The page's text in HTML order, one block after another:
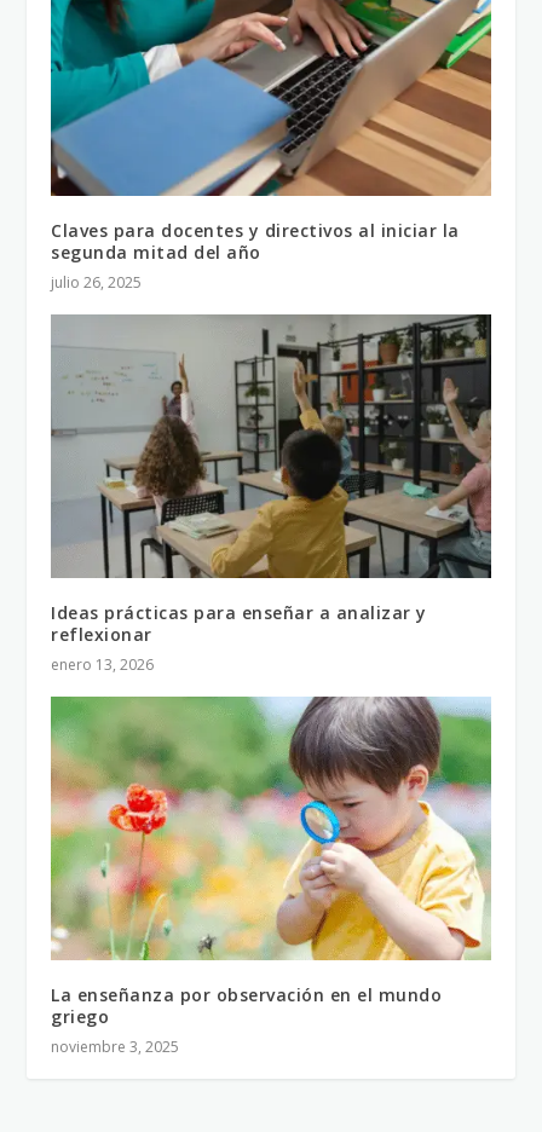
Claves para docentes y directivos al iniciar la
segunda mitad del año
julio 26, 2025
Ideas prácticas para enseñar a analizar y
reflexionar
enero 13, 2026
La enseñanza por observación en el mundo
griego
noviembre 3, 2025